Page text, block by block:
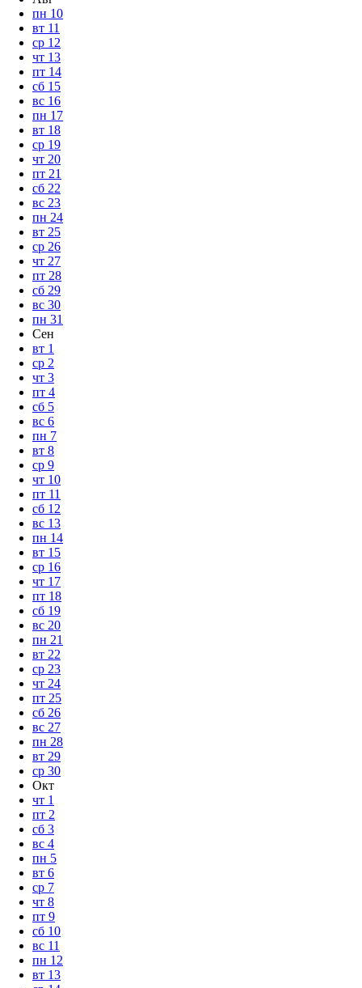
пн 10
вт 11
ср 12
чт 13
пт 14
сб 15
вс 16
пн 17
вт 18
ср 19
чт 20
пт 21
сб 22
вс 23
пн 24
вт 25
ср 26
чт 27
пт 28
сб 29
вс 30
пн 31
Сен
вт 1
ср 2
чт 3
пт 4
сб 5
вс 6
пн 7
вт 8
ср 9
чт 10
пт 11
сб 12
вс 13
пн 14
вт 15
ср 16
чт 17
пт 18
сб 19
вс 20
пн 21
вт 22
ср 23
чт 24
пт 25
сб 26
вс 27
пн 28
вт 29
ср 30
Окт
чт 1
пт 2
сб 3
вс 4
пн 5
вт 6
ср 7
чт 8
пт 9
сб 10
вс 11
пн 12
вт 13